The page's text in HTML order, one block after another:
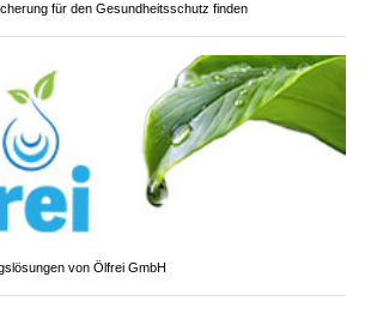
für den Gesundheitsschutz finden
von Ölfrei GmbH